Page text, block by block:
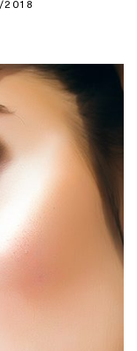
2018